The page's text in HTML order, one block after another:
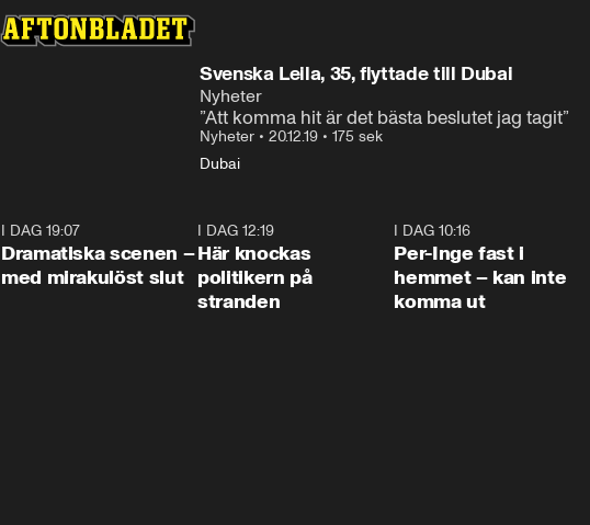
Svenska Leila, 35, flyttade till Dubai
Nyheter
”Att komma hit är det bästa beslutet jag tagit”
Nyheter • 20.12.19 • 175 sek
Dubai
I DAG 19:07
Dramatiska scenen –
med mirakulöst slut
I DAG 12:19
Här knockas
politikern på
stranden
I DAG 10:16
Per-Inge fast i
hemmet – kan inte
komma ut